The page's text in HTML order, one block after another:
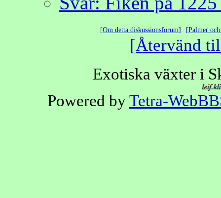
Om detta diskussionsforum Palmer
Återvänd
Exotiska växter i
Powered byTetra-